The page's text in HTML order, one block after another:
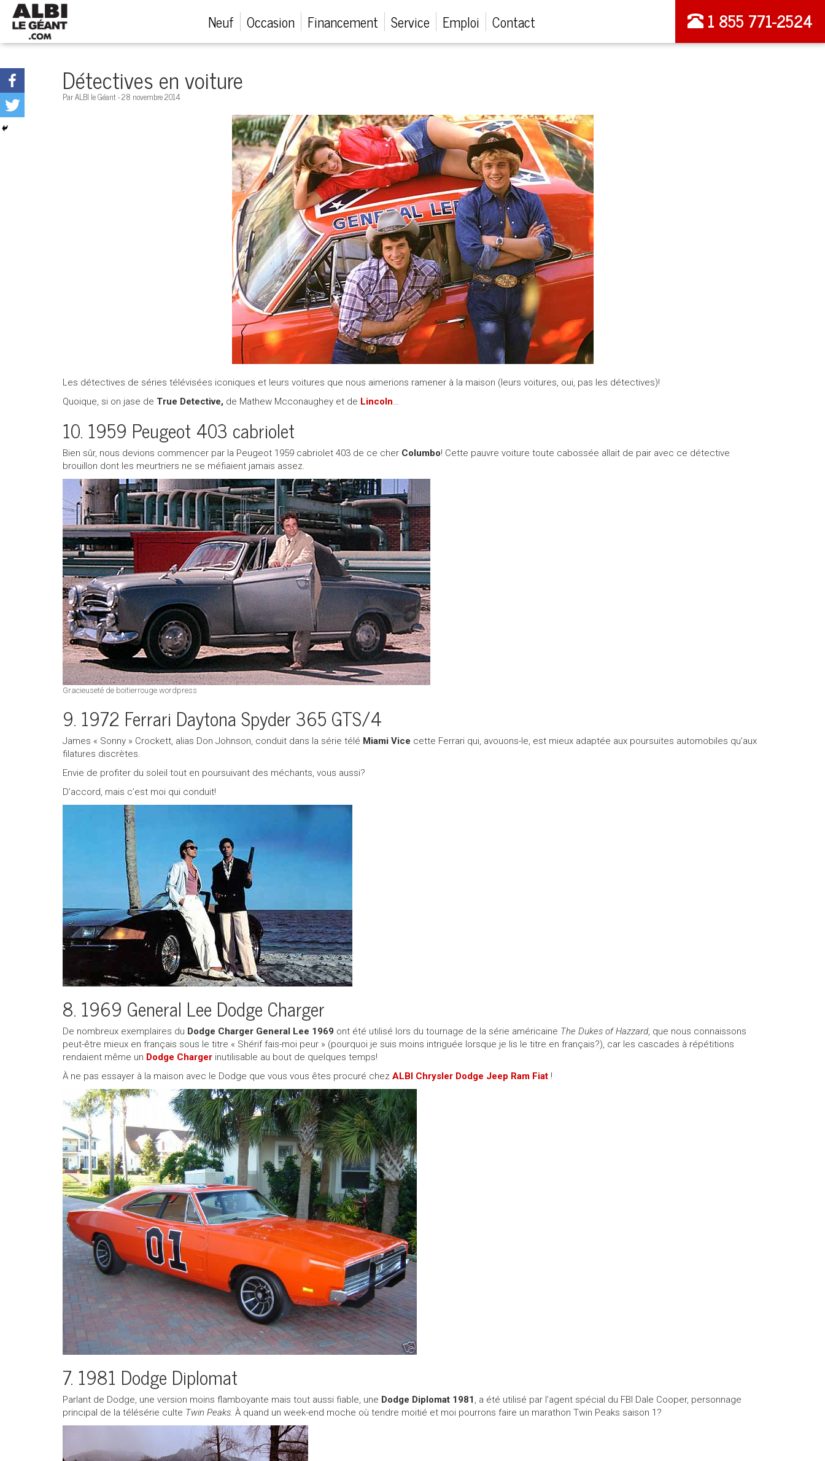
Menu
Véhicules d'occasion
Financement automobile
Neuf Occasion Financement Service Emploi Contact 1 855 771-2524
Détectives en voiture
Par ALBI le Géant - 28 novembre 2014
Les détectives de séries télévisées iconiques et leurs voitures que nous aimerions ramener à la maison (leurs voitures, oui, pas les détectives)!
Quoique, si on jase de True Detective, de Mathew Mcconaughey et de Lincoln…
10. 1959 Peugeot 403 cabriolet
Bien sûr, nous devions commencer par la Peugeot 1959 cabriolet 403 de ce cher Columbo! Cette pauvre voiture toute cabossée allait de pair avec ce détective
brouillon dont les meurtriers ne se méfiaient jamais assez.
Gracieuseté de boitierrouge.wordpress
9. 1972 Ferrari Daytona Spyder 365 GTS/4
James « Sonny » Crockett, alias Don Johnson, conduit dans la série télé Miami Vice cette Ferrari qui, avouons-le, est mieux adaptée aux poursuites automobiles qu’aux
filatures discrètes.
Envie de profiter du soleil tout en poursuivant des méchants, vous aussi?
D’accord, mais c’est moi qui conduit!
8. 1969 General Lee Dodge Charger
De nombreux exemplaires du Dodge Charger General Lee 1969 ont été utilisé lors du tournage de la série américaine The Dukes of Hazzard, que nous connaissons
peut-être mieux en français sous le titre « Shérif fais-moi peur » (pourquoi je suis moins intriguée lorsque je lis le titre en français?), car les cascades à répétitions
rendaient même un Dodge Charger inutilisable au bout de quelques temps!
À ne pas essayer à la maison avec le Dodge que vous vous êtes procuré chez ALBI Chrysler Dodge Jeep Ram Fiat !
7. 1981 Dodge Diplomat
Parlant de Dodge, une version moins flamboyante mais tout aussi fiable, une Dodge Diplomat 1981 , a été utilisé par l’agent spécial du FBI Dale Cooper, personnage
principal de la télésérie culte Twin Peaks. À quand un week-end moche où tendre moitié et moi pourrons faire un marathon Twin Peaks saison 1?